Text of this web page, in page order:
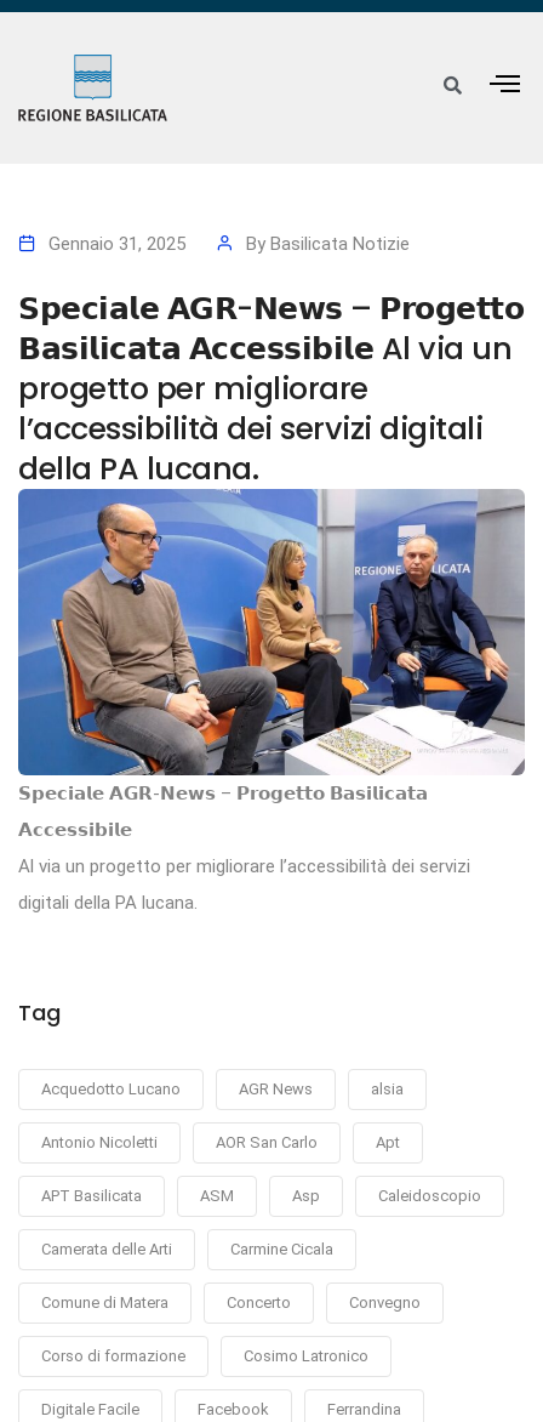
Gennaio 31, 2025 By Basilicata Notizie
𝗦𝗽𝗲𝗰𝗶𝗮𝗹𝗲 𝗔𝗚𝗥-𝗡𝗲𝘄𝘀 – 𝗣𝗿𝗼𝗴𝗲𝘁𝘁𝗼
𝗕𝗮𝘀𝗶𝗹𝗶𝗰𝗮𝘁𝗮 𝗔𝗰𝗰𝗲𝘀𝘀𝗶𝗯𝗶𝗹𝗲 Al via un
progetto per migliorare
l’accessibilità dei servizi digitali
della PA lucana.
𝗦𝗽𝗲𝗰𝗶𝗮𝗹𝗲 𝗔𝗚𝗥-𝗡𝗲𝘄𝘀 – 𝗣𝗿𝗼𝗴𝗲𝘁𝘁𝗼 𝗕𝗮𝘀𝗶𝗹𝗶𝗰𝗮𝘁𝗮
𝗔𝗰𝗰𝗲𝘀𝘀𝗶𝗯𝗶𝗹𝗲
Al via un progetto per migliorare l’accessibilità dei servizi
digitali della PA lucana.
Tag
Acquedotto Lucano AGR News alsia
Antonio Nicoletti AOR San Carlo Apt
APT Basilicata ASM Asp Caleidoscopio
Camerata delle Arti Carmine Cicala
Comune di Matera Concerto Convegno
Corso di formazione Cosimo Latronico
Digitale Facile Facebook Ferrandina